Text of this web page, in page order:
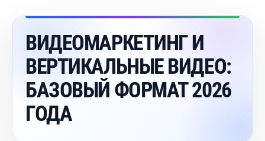
ИДЕОМАРКЕТИНГ И
ЕРТИКАЛЬНЫЕ ВИДЕО:
БАЗОВЫЙ ФОРМАТ 2026
ГОДА